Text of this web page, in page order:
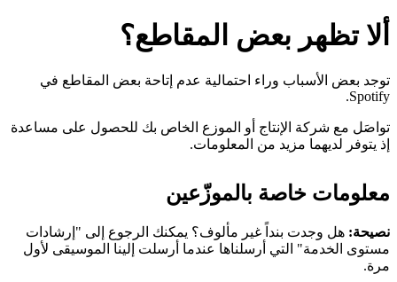
ألا تظهر بعض المقاطع؟
توجد بعض الأسباب وراء احتمالية عدم إتاحة بعض المقاطع في
Spotify.
تواصَل مع شركة الإنتاج أو الموزع الخاص بك للحصول على مساعدة
إذ يتوفر لديهما مزيد من المعلومات.
معلومات خاصة بالموزّعين
نصيحة: هل وجدت بنداً غير مألوف؟ يمكنك الرجوع إلى "إرشادات
مستوى الخدمة" التي أرسلناها عندما أرسلت إلينا الموسيقى لأول
مرة.